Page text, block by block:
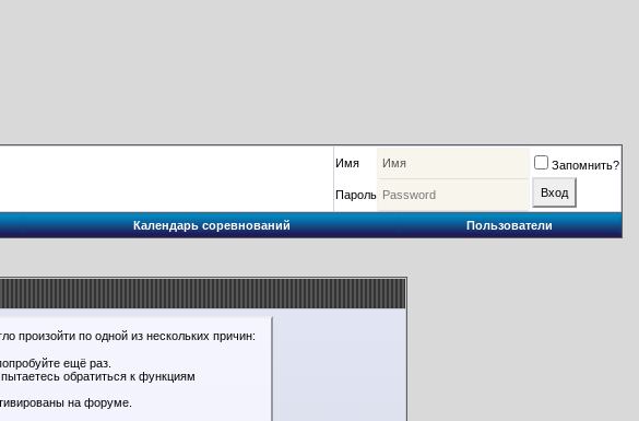
Имя Запомнить?
Пароль
Календарь соревнований Пользователи
произойти по одной из нескольких причин:
ещё раз.
обратиться к функциям
на форуме.